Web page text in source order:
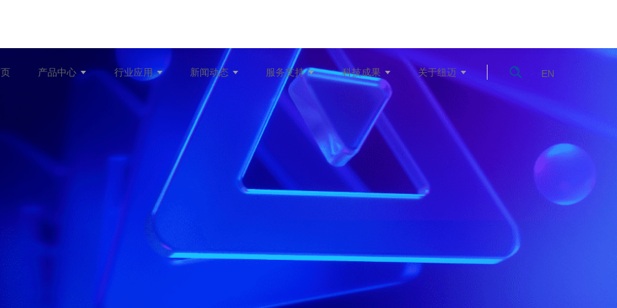
产品中心 行业应用 新闻动态 服务支持 科技成果 关于纽迈 EN